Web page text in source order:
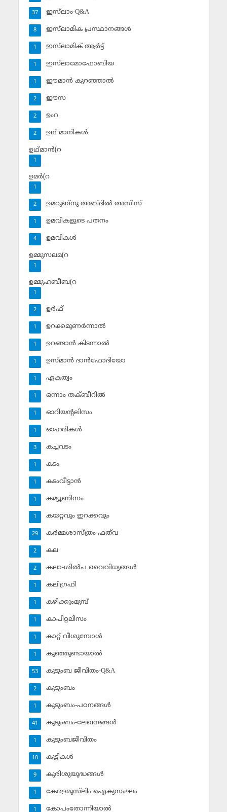
ഇസ്‌ലാം-Q&A
37
ഇസ്‌ലാമിക പ്രസ്ഥാനങ്ങള്‍
8
ഇസ്‌ലാമിക് ആര്‍ട്ട്
1
ഇസ്‌ലാമോഫോബിയ
1
ഈമാന്‍ കുറഞ്ഞാല്‍
1
ഈസ
2
ഉംറ
2
ഉഥ് മാനികള്‍
2
ഉഥ്മാന്‍(റ
1
ഉമര്‍(റ
1
ഉമറുബ്‌നു അബ്ദില്‍ അസീസ്‌
2
ഉമവികളുടെ പതനം
1
ഉമവികള്‍
4
ഉമ്മുസലമ(റ
1
ഉമ്മുഹബീബ(റ
1
ഉര്‍ഫ്
2
ഉറക്കമുണര്‍ന്നാല്‍
1
ഉറങ്ങാന്‍ കിടന്നാല്‍
1
ഉസ്മാന്‍ ദാന്‍ഫോദിയോ
1
ഏകത്വം
1
ഒന്നാം തക്ബീറില്‍
1
ഓറിയന്റലിസം
1
ഓഹരികള്‍
1
കച്ചവടം
3
കടം
1
കടംവീട്ടാന്‍
1
കമ്യൂണിസം
1
കയറ്റവും ഇറക്കവും
1
കര്‍മ്മശാസ്ത്രം-ഫത്‌വ
29
കല
2
കലാ-ശില്‍പ വൈവിധ്യങ്ങള്‍
2
കലിഗ്രഫി
1
കഴിക്കുംമുമ്പ്
1
കാപിറ്റലിസം
1
കാറ്റ് വീശുമ്പോള്‍
1
കുഞ്ഞുണ്ടായാല്‍
1
കുടുംബ ജീവിതം-Q&A
53
കുടുംബം
2
കുടുംബം-പഠനങ്ങള്‍
1
കുടുംബം-ലേഖനങ്ങള്‍
41
കുടുംബജീവിതം
1
കുട്ടികള്‍
10
കുരിശുയുദ്ധങ്ങള്‍
9
കേരളമുസ്‌ലിം ഐക്യസംഘം
1
കോപംതോന്നിയാല്‍
1